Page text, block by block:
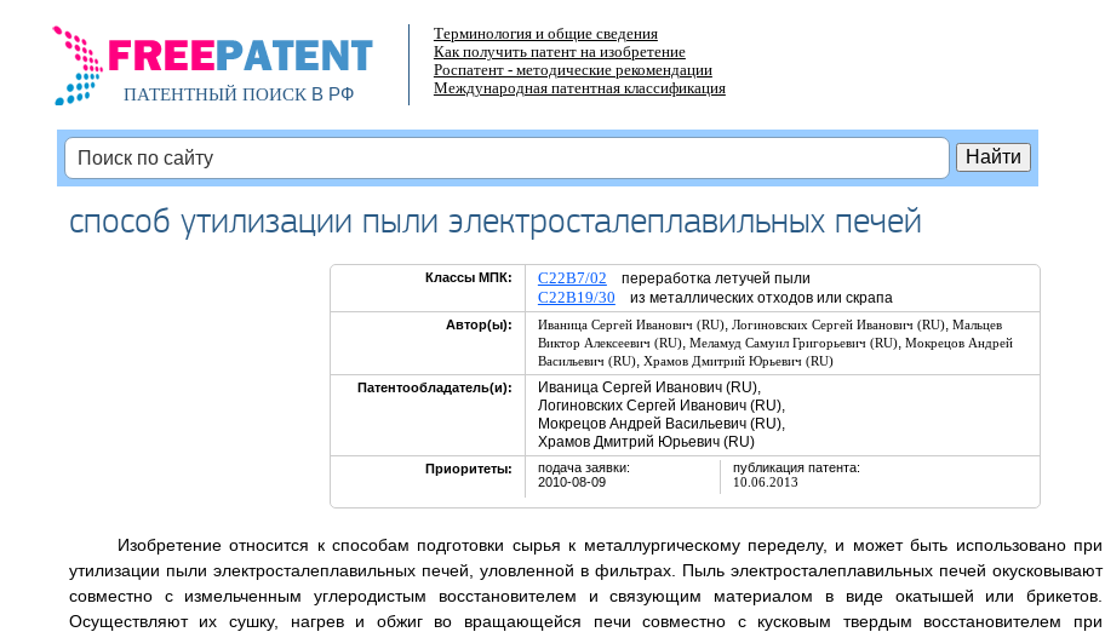
ПАТЕНТНЫЙ ПОИСКВ РФ
Терминология и общие сведения
Как получить патент на изобретение
Роспатент - методические рекомендации
Международная патентная классификация
способ утилизации пыли электросталеплавильных печей
Классы МПК: C22B7/02 переработка летучей пыли
C22B19/30 из металлических отходов или скрапа
Автор(ы): Иваница Сергей Иванович (RU), Логиновских Сергей Иванович (RU), Мальцев
Виктор Алексеевич (RU), Меламуд Самуил Григорьевич (RU), Мокрецов Андрей
Васильевич (RU), Храмов Дмитрий Юрьевич (RU)
Патентообладатель(и):
Иваница Сергей Иванович (RU),
Логиновских Сергей Иванович (RU),
Мокрецов Андрей Васильевич (RU),
Храмов Дмитрий Юрьевич (RU)
Приоритеты:
подача заявки:
2010-08-09
публикация патента:
10.06.2013
Изобретение относится к способам подготовки сырья к металлургическому переделу, и может быть использовано при
утилизации пыли электросталеплавильных печей, уловленной в фильтрах. Пыль электросталеплавильных печей окусковывают
совместно с измельченным углеродистым восстановителем и связующим материалом в виде окатышей или брикетов.
Осуществляют их сушку, нагрев и обжиг во вращающейся печи совместно с кусковым твердым восстановителем при